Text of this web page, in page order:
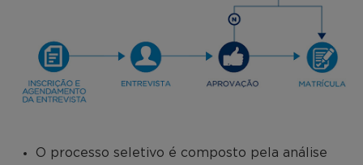
O processo seletivo é composto pela análise